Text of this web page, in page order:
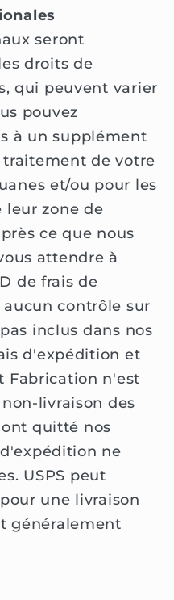
seront
droits de
qui peuvent varier
pouvez
à un supplément
de votre
et/ou pour les
leur zone de
ce que nous
attendre à
de frais de
contrôle sur
inclus dans nos
d'expédition et
Fabrication n'est
livraison des
quitté nos
ne
USPS peut
une livraison
généralement